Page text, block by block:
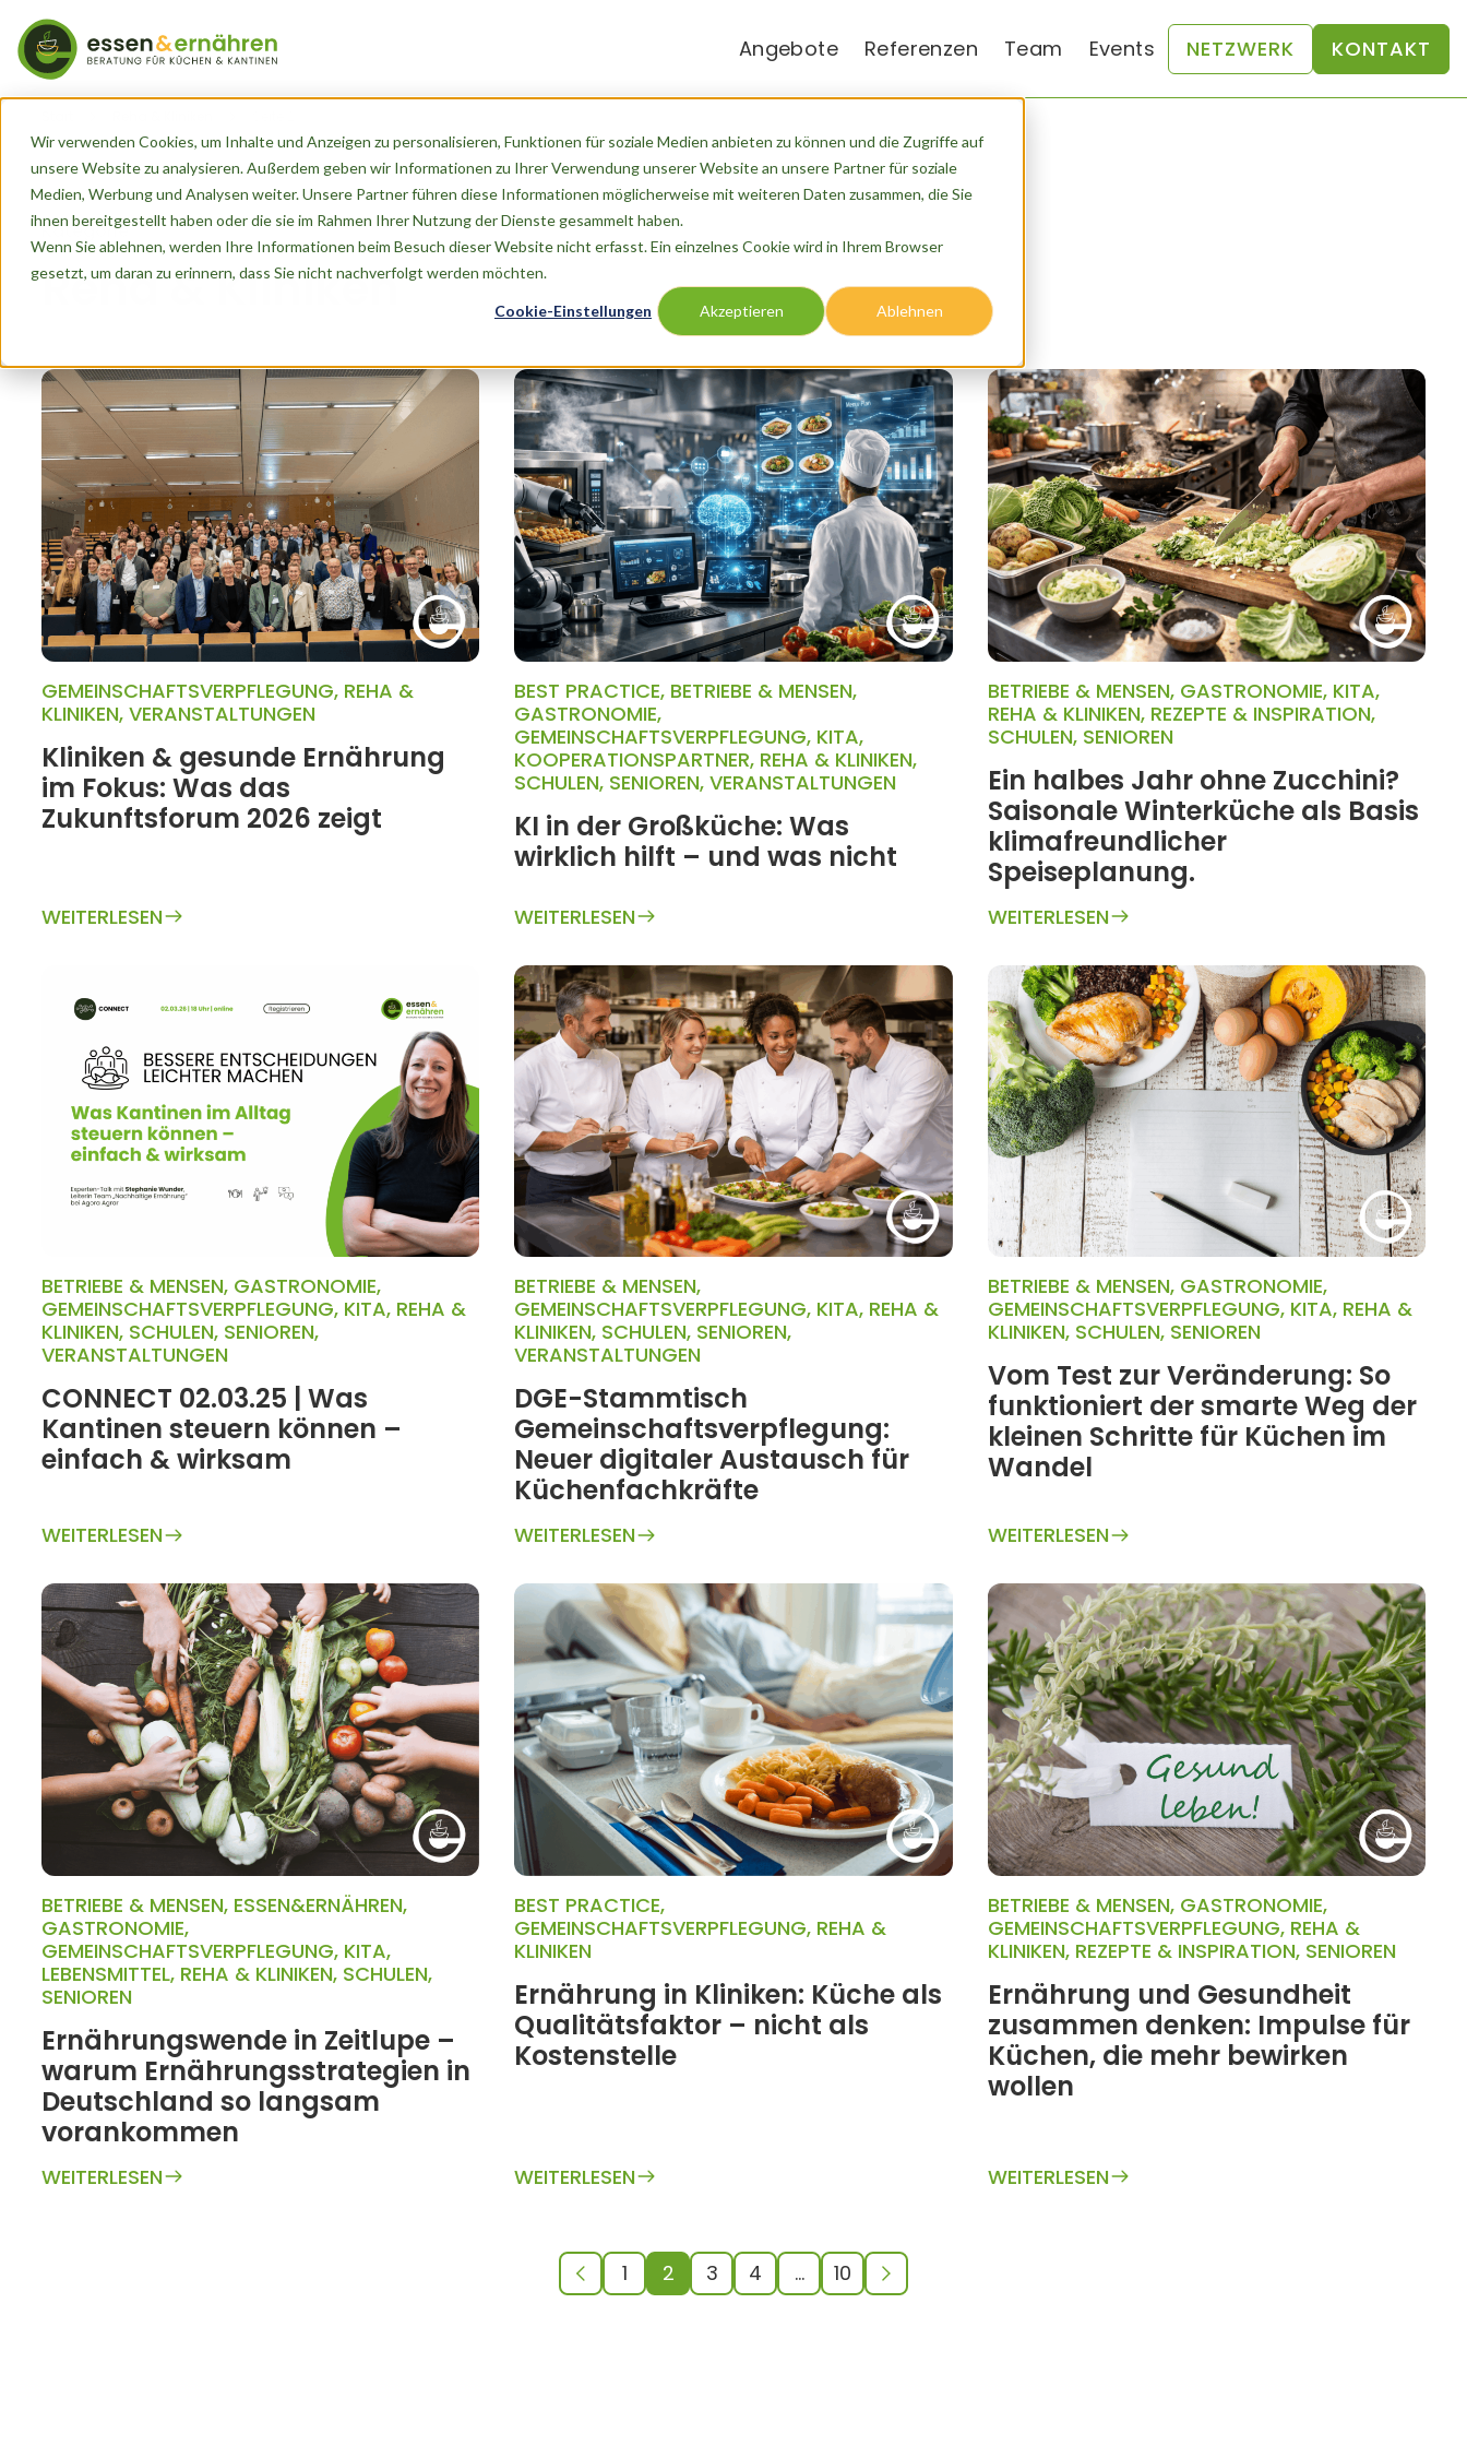
Wir verwenden Cookies, um Inhalte und Anzeigen zu personalisieren, Funktionen für soziale Medien anbieten zu können und die Zugriffe auf
unsere Website zu analysieren. Außerdem geben wir Informationen zu Ihrer Verwendung unserer Website an unsere Partner für soziale
Medien, Werbung und Analysen weiter. Unsere Partner führen diese Informationen möglicherweise mit weiteren Daten zusammen, die Sie
ihnen bereitgestellt haben oder die sie im Rahmen Ihrer Nutzung der Dienste gesammelt haben.
Wenn Sie ablehnen, werden Ihre Informationen beim Besuch dieser Website nicht erfasst. Ein einzelnes Cookie wird in Ihrem Browser
gesetzt, um daran zu erinnern, dass Sie nicht nachverfolgt werden möchten.
Cookie-Einstellungen Akzeptieren Ablehnen
Angebote Referenzen Team Events NETZWERK KONTAKT
Kategorie
Reha & Kliniken
GEMEINSCHAFTSVERPFLEGUNG, REHA &
KLINIKEN, VERANSTALTUNGEN
Kliniken & gesunde Ernährung
im Fokus: Was das
Zukunftsforum 2026 zeigt
WEITERLESEN
BEST PRACTICE, BETRIEBE & MENSEN,
GASTRONOMIE,
GEMEINSCHAFTSVERPFLEGUNG, KITA,
KOOPERATIONSPARTNER, REHA & KLINIKEN,
SCHULEN, SENIOREN,VERANSTALTUNGEN
KI in der Großküche: Was
wirklich hilft – und was nicht
WEITERLESEN
BETRIEBE & MENSEN, GASTRONOMIE, KITA,
REHA & KLINIKEN, REZEPTE & INSPIRATION,
SCHULEN, SENIOREN
Ein halbes Jahr ohne Zucchini?
Saisonale Winterküche als Basis
klimafreundlicher
Speiseplanung.
WEITERLESEN
BETRIEBE & MENSEN, GASTRONOMIE,
GEMEINSCHAFTSVERPFLEGUNG, KITA, REHA &
KLINIKEN, SCHULEN, SENIOREN,
VERANSTALTUNGEN
CONNECT 02.03.25 | Was
Kantinen steuern können –
einfach & wirksam
WEITERLESEN
BETRIEBE & MENSEN,
GEMEINSCHAFTSVERPFLEGUNG, KITA, REHA &
KLINIKEN, SCHULEN, SENIOREN,
VERANSTALTUNGEN
DGE-Stammtisch
Gemeinschaftsverpflegung:
Neuer digitaler Austausch für
Küchenfachkräfte
WEITERLESEN
BETRIEBE & MENSEN, GASTRONOMIE,
GEMEINSCHAFTSVERPFLEGUNG, KITA, REHA &
KLINIKEN, SCHULEN, SENIOREN
Vom Test zur Veränderung: So
funktioniert der smarte Weg der
kleinen Schritte für Küchen im
Wandel
WEITERLESEN
BETRIEBE & MENSEN, ESSEN&ERNÄHREN,
GASTRONOMIE,
GEMEINSCHAFTSVERPFLEGUNG, KITA,
LEBENSMITTEL, REHA & KLINIKEN, SCHULEN,
SENIOREN
Ernährungswende in Zeitlupe –
warum Ernährungsstrategien in
Deutschland so langsam
vorankommen
WEITERLESEN
BEST PRACTICE,
GEMEINSCHAFTSVERPFLEGUNG, REHA &
KLINIKEN
Ernährung in Kliniken: Küche als
Qualitätsfaktor – nicht als
Kostenstelle
WEITERLESEN
BETRIEBE & MENSEN, GASTRONOMIE,
GEMEINSCHAFTSVERPFLEGUNG, REHA &
KLINIKEN, REZEPTE & INSPIRATION, SENIOREN
Ernährung und Gesundheit
zusammen denken: Impulse für
Küchen, die mehr bewirken
wollen
WEITERLESEN
1 2 3 4 … 10